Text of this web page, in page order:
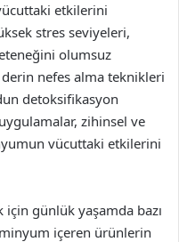
etkilerini
stres seviyeleri,
olumsuz
nefes alma teknikleri
detoksifikasyon
zihinsel ve
vücuttaki etkilerini
günlük yaşamda bazı
içeren ürünlerin